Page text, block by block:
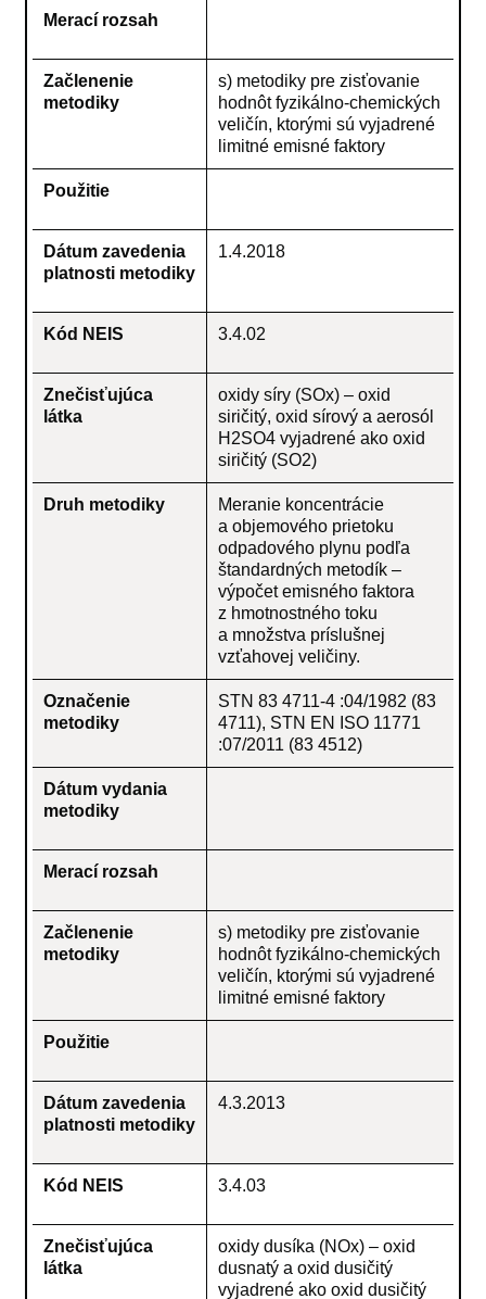
Merací rozsah
Začlenenie
metodiky
s) metodiky pre zisťovanie
hodnôt fyzikálno-chemických
veličín, ktorými sú vyjadrené
limitné emisné faktory
Použitie
Dátum zavedenia
platnosti metodiky
1.4.2018
Kód NEIS 3.4.02
Znečisťujúca
látka
oxidy síry (SOx) – oxid
siričitý, oxid sírový a aerosól
H2SO4 vyjadrené ako oxid
siričitý (SO2)
Druh metodiky
Meranie koncentrácie
a objemového prietoku
odpadového plynu podľa
štandardných metodík –
výpočet emisného faktora
z hmotnostného toku
a množstva príslušnej
vzťahovej veličiny.
Označenie
metodiky
STN 83 4711-4 :04/1982 (83
4711), STN EN ISO 11771
:07/2011 (83 4512)
Dátum vydania
metodiky
Merací rozsah
Začlenenie
metodiky
s) metodiky pre zisťovanie
hodnôt fyzikálno-chemických
veličín, ktorými sú vyjadrené
limitné emisné faktory
Použitie
Dátum zavedenia
platnosti metodiky
4.3.2013
Kód NEIS 3.4.03
Znečisťujúca
látka
oxidy dusíka (NOx) – oxid
dusnatý a oxid dusičitý
vyjadrené ako oxid dusičitý